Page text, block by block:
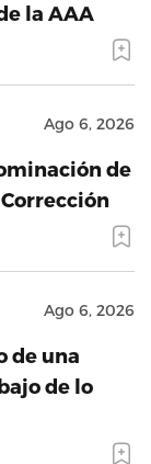
la AAA
Ago 6, 2026
de
Ago 6, 2026
de una
de lo